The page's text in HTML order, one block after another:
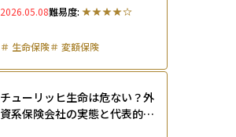
徹底解説
2026.05.08難易度:
＃ 生命保険＃変額保険
チューリッヒ生命は危ない？外
資系保険会社の実態と代表的な